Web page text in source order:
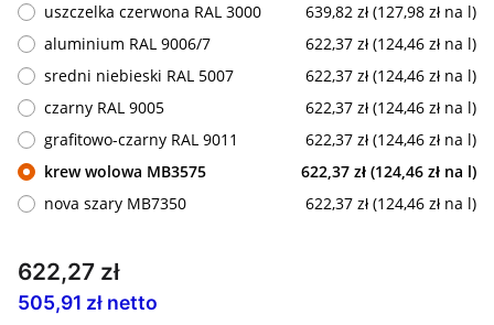
uszczelka czerwona RAL 3000
639,82 zł (127,98 zł na l)
aluminium RAL 9006/7
622,37 zł (124,46 zł na l)
sredni niebieski RAL 5007
622,37 zł (124,46 zł na l)
czarny RAL 9005
622,37 zł (124,46 zł na l)
grafitowo-czarny RAL 9011
622,37 zł (124,46 zł na l)
krew wolowa MB3575
622,37 zł (124,46 zł na l)
nova szary MB7350
622,37 zł (124,46 zł na l)
622,27 zł
505,91 zł netto